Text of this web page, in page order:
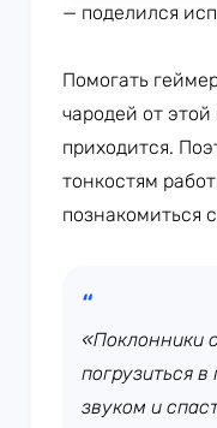
— поделился
Помогать
чародей от
приходится.
тонкостям
познакомиться с
«Поклонники
погрузиться
звуком и